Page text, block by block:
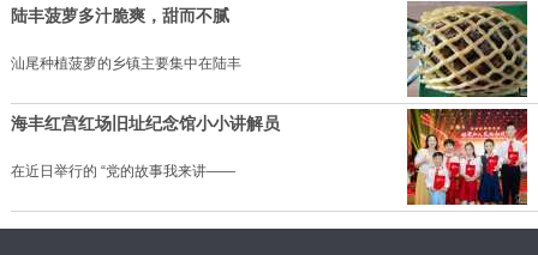
陆丰菠萝多汁脆爽，甜而不腻
汕尾种植菠萝的乡镇主要集中在陆丰
海丰红宫红场旧址纪念馆小小讲解员
在近日举行的 “党的故事我来讲——